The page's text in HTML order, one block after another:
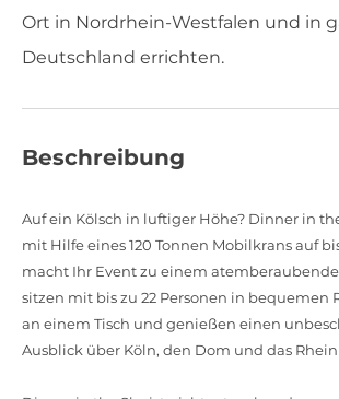
Ort in Nordrhein-Westfalen und in
Deutschland errichten.
Beschreibung
Auf ein Kölsch in luftiger Höhe? Dinner in
mit Hilfe eines 120 Tonnen Mobilkrans auf
macht Ihr Event zu einem
sitzen mit bis zu 22 Personen in bequemen
an einem Tisch und genießen einen
Ausblick über Köln, den Dom und das